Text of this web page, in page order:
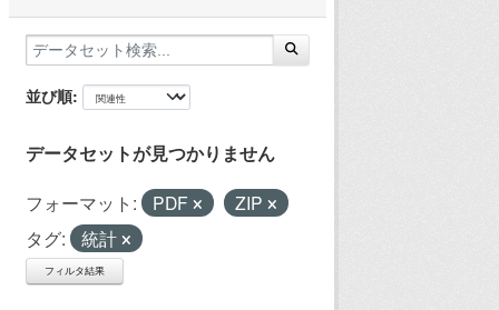
並び順
データセットが見つかりません
フォーマット: PDF
ZIP
タグ:
統計
フィルタ結果